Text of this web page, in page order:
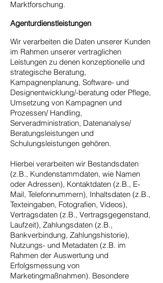
Marktforschung.
Agenturdienstleistungen
Wir verarbeiten die Daten unserer Kunden
im Rahmen unserer vertraglichen
Leistungen zu denen konzeptionelle und
strategische Beratung,
Kampagnenplanung, Software- und
Designentwicklung/-beratung oder Pflege,
Umsetzung von Kampagnen und
Prozessen/ Handling,
Serveradministration, Datenanalyse/
Beratungsleistungen und
Schulungsleistungen gehören.
Hierbei verarbeiten wir Bestandsdaten
(z.B., Kundenstammdaten, wie Namen
oder Adressen), Kontaktdaten (z.B., E-
Mail, Telefonnummern), Inhaltsdaten (z.B.,
Texteingaben, Fotografien, Videos),
Vertragsdaten (z.B., Vertragsgegenstand,
Laufzeit), Zahlungsdaten (z.B.,
Bankverbindung, Zahlungshistorie),
Nutzungs- und Metadaten (z.B. im
Rahmen der Auswertung und
Erfolgsmessung von
Marketingmaßnahmen). Besondere